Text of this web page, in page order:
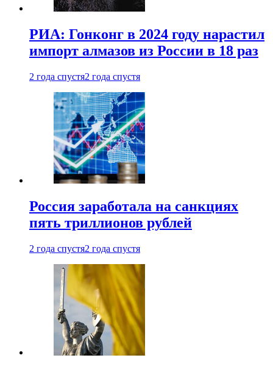
РИА: Гонконг в 2024 году нарастил
импорт алмазов из России в 18 раз
2 года спустя2 года спустя
Россия заработала на санкциях
пять триллионов рублей
2 года спустя2 года спустя